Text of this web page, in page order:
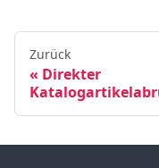
Zurück
Direkter